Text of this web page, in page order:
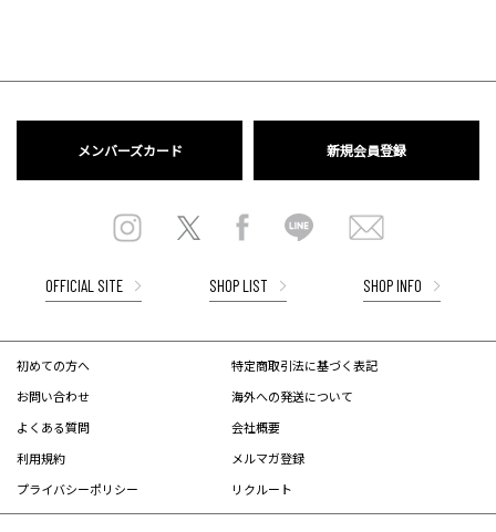
メンバーズカード 新規会員登録
OFFICIAL SITE SHOP LIST SHOP INFO
初めての方へ
お問い合わせ
よくある質問
利用規約
プライバシーポリシー
特定商取引法に基づく表記
海外への発送について
会社概要
メルマガ登録
リクルート